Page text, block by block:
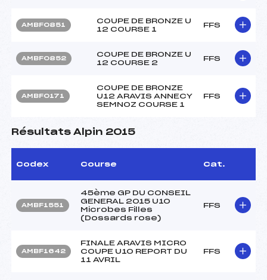
AMBF0851
COUPE DE BRONZE U
12 COURSE 1
FFS
AMBF0852
COUPE DE BRONZE U
12 COURSE 2
FFS
AMBF0171
COUPE DE BRONZE
U12 ARAVIS ANNECY
SEMNOZ COURSE 1
FFS
Résultats Alpin 2015
Codex Course Cat.
AMBF1551
45ème GP DU CONSEIL
GENERAL 2015 U10
Microbes Filles
(Dossards rose)
FFS
AMBF1642
FINALE ARAVIS MICRO
COUPE U10 REPORT DU
11 AVRIL
FFS